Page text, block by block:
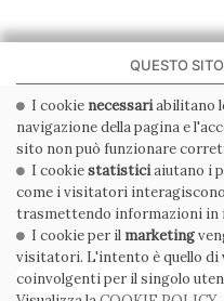
PRIVACY
CONDIZIONI
CODICE
ISCRIVITI
QUESTO
I cookie necessariabilitano
navigazione della pagina e
sito non può funzionare
I cookiestatisticiaiutano i
come i visitatori
trasmettendo informazioni in
I cookie per il marketing
visitatori. L'intento è quello di
coinvolgenti per il singolo